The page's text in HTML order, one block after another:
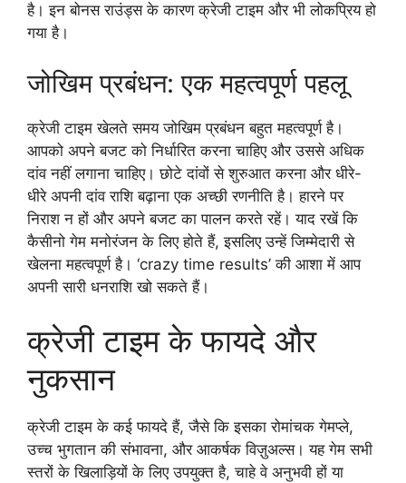
है। इन बोनस राउंड्स के कारण क्रेजी टाइम और भी लोकप्रिय हो
गया है।
जोखिम प्रबंधन: एक महत्वपूर्ण पहलू
क्रेजी टाइम खेलते समय जोखिम प्रबंधन बहुत महत्वपूर्ण है।
आपको अपने बजट को निर्धारित करना चाहिए और उससे अधिक
दांव नहीं लगाना चाहिए। छोटे दांवों से शुरुआत करना और धीरे-
धीरे अपनी दांव राशि बढ़ाना एक अच्छी रणनीति है। हारने पर
निराश न हों और अपने बजट का पालन करते रहें। याद रखें कि
कैसीनो गेम मनोरंजन के लिए होते हैं, इसलिए उन्हें जिम्मेदारी से
खेलना महत्वपूर्ण है। ‘crazy time results’ की आशा में आप
अपनी सारी धनराशि खो सकते हैं।
क्रेजी टाइम के फायदे और
नुकसान
क्रेजी टाइम के कई फायदे हैं, जैसे कि इसका रोमांचक गेमप्ले,
उच्च भुगतान की संभावना, और आकर्षक विज़ुअल्स। यह गेम सभी
स्तरों के खिलाड़ियों के लिए उपयुक्त है, चाहे वे अनुभवी हों या